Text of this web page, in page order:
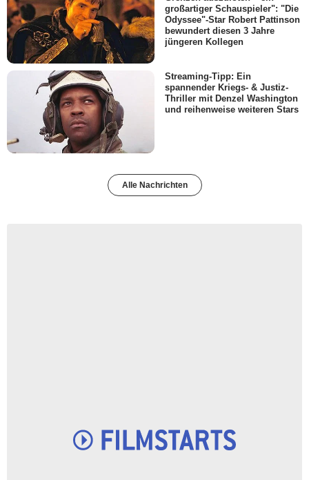
großartiger Schauspieler": "Die
Odyssee"-Star Robert Pattinson
bewundert diesen 3 Jahre
jüngeren Kollegen
Streaming-Tipp: Ein
spannender Kriegs- & Justiz-
Thriller mit Denzel Washington
und reihenweise weiteren Stars
Alle Nachrichten